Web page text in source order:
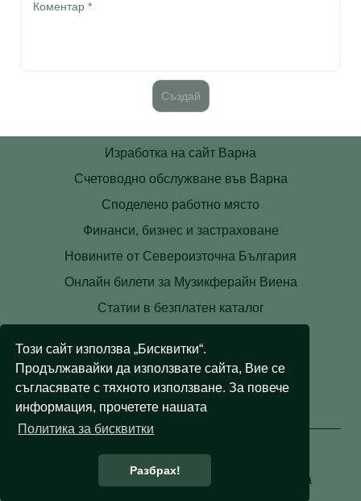
Този сайт използва „Бисквитки“.
Продължавайки да използвате сайта, Вие се
съгласявате с тяхното използване. За повече
информация, прочетете нашата
Политика за бисквитки
Разбрах!
Изработка на сайт Варна
Счетоводно обслужване във Варна
Споделено работно място
Финанси, бизнес и застраховане
Новините от Североизточна България
Онлайн билети за Музикферайн Виена
Статии в безплатен каталог
Лични данни
Бисквитки
© 2008 - 2026 Правни съвети. Всички права